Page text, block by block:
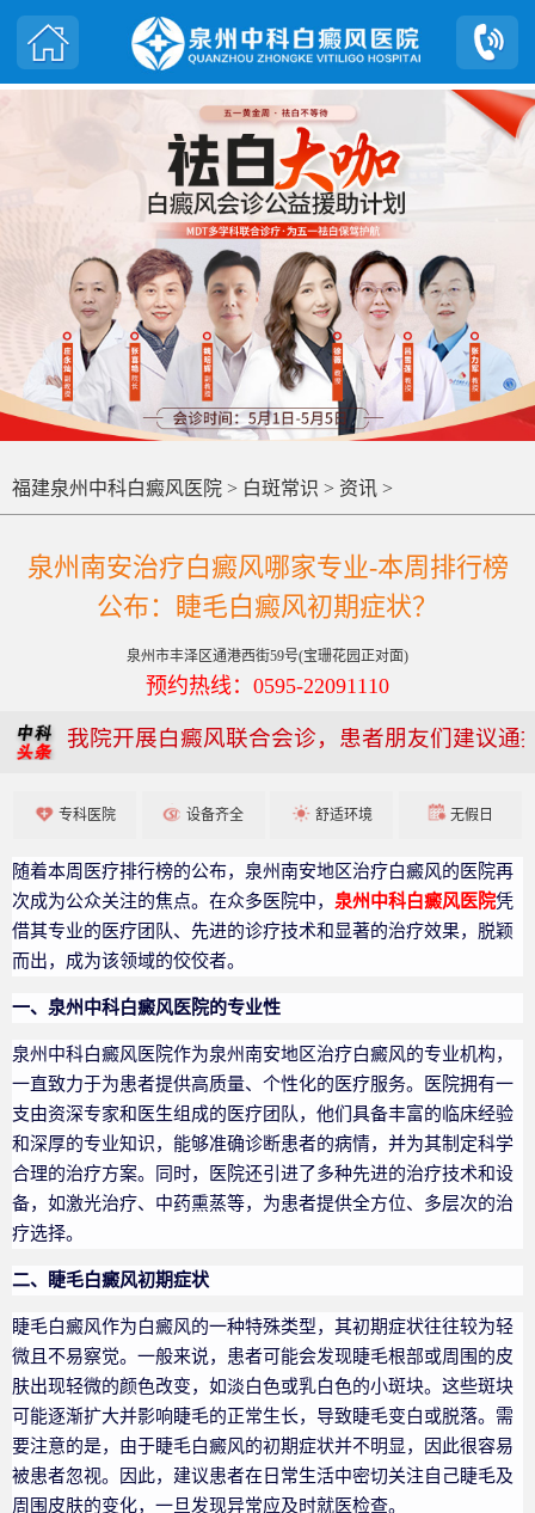
福建泉州中科白癜风医院 > 白斑常识 > 资讯 >
泉州南安治疗白癜风哪家专业-本周排行榜
公布：睫毛白癜风初期症状？
泉州市丰泽区通港西街59号(宝珊花园正对面)
预约热线：0595-22091110
我院开展白癜风联合会诊，患者朋友们建议通
专科医院 设备齐全 舒适环境 无假日
随着本周医疗排行榜的公布，泉州南安地区治疗白癜风的医院再
次成为公众关注的焦点。在众多医院中， 泉州中科白癜风医院凭
借其专业的医疗团队、先进的诊疗技术和显著的治疗效果，脱颖
而出，成为该领域的佼佼者。
一、泉州中科白癜风医院的专业性
泉州中科白癜风医院作为泉州南安地区治疗白癜风的专业机构，
一直致力于为患者提供高质量、个性化的医疗服务。医院拥有一
支由资深专家和医生组成的医疗团队，他们具备丰富的临床经验
和深厚的专业知识，能够准确诊断患者的病情，并为其制定科学
合理的治疗方案。同时，医院还引进了多种先进的治疗技术和设
备，如激光治疗、中药熏蒸等，为患者提供全方位、多层次的治
疗选择。
二、睫毛白癜风初期症状
睫毛白癜风作为白癜风的一种特殊类型，其初期症状往往较为轻
微且不易察觉。一般来说，患者可能会发现睫毛根部或周围的皮
肤出现轻微的颜色改变，如淡白色或乳白色的小斑块。这些斑块
可能逐渐扩大并影响睫毛的正常生长，导致睫毛变白或脱落。需
要注意的是，由于睫毛白癜风的初期症状并不明显，因此很容易
被患者忽视。因此，建议患者在日常生活中密切关注自己睫毛及
周围皮肤的变化，一旦发现异常应及时就医检查。